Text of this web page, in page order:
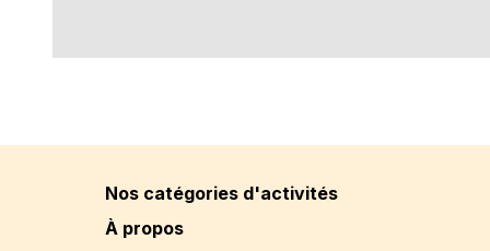
Nos catégories d'activités
À propos